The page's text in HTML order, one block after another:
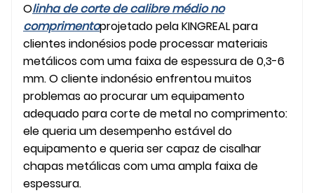
Olinha de corte de calibre médio no
comprimentoprojetado pela KINGREAL para
clientes indonésios pode processar materiais
metálicos com uma faixa de espessura de 0,3-6
mm. O cliente indonésio enfrentou muitos
problemas ao procurar um equipamento
adequado para corte de metal no comprimento:
ele queria um desempenho estável do
equipamento e queria ser capaz de cisalhar
chapas metálicas com uma ampla faixa de
espessura.